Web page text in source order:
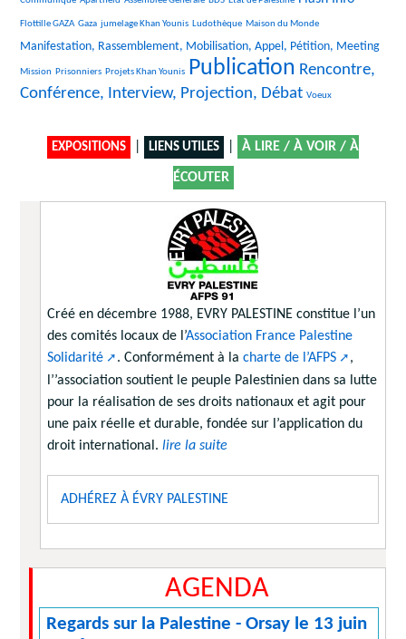
Flottille GAZA
235/1847 Gaza
157/1847 jumelage Khan Younis
237/1847 Ludothèque
9/1847 Maison du Monde
747/1847
Manifestation, Rassemblement, Mobilisation, Appel, Pétition, Meeting
19/1847
Mission
24/1847Prisonniers
131/1847 Projets Khan Younis
1847/1847 Publication
1165/1847
Rencontre,
Conférence, Interview, Projection, Débat
11/1847 Voeux
EXPOSITIONS LIENS UTILES À LIRE / À VOIR / À
ÉCOUTER
Créé en décembre 1988, EVRY PALESTINE constitue l’un
des comités locaux de l’Association France Palestine
Solidarité
. Conformément à la charte de l’AFPS
,
l’’association soutient le peuple Palestinien dans sa lutte
pour la réalisation de ses droits nationaux et agit pour
une paix réelle et durable, fondée sur l’application du
droit international. lire la suite
ADHÉREZ À ÉVRY PALESTINE
AGENDA
Regards sur la Palestine - Orsay le 13 juin